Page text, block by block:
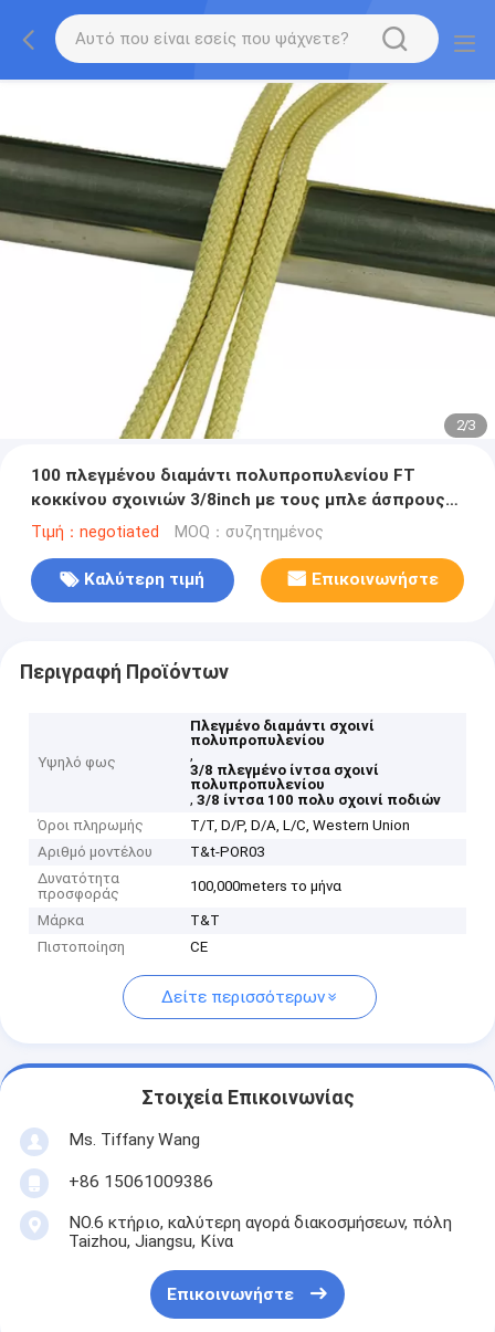
2/3
100 πλεγμένου διαμάντι πολυπροπυλενίου FT
κοκκίνου σχοινιών 3/8inch με τους μπλε άσπρους
ανιχνευτές
Τιμή：negotiated MOQ：συζητημένος
Καλύτερη τιμή Επικοινωνήστε
Περιγραφή Προϊόντων
Υψηλό φως
Πλεγμένο διαμάντι σχοινί
πολυπροπυλενίου
,
3/8 πλεγμένο ίντσα σχοινί
πολυπροπυλενίου
,3/8 ίντσα 100 πολυ σχοινί ποδιών
Όροι πληρωμής
T/T, D/P, D/A, L/C, Western Union
Αριθμό μοντέλου
T&t-POR03
Δυνατότητα
προσφοράς
100,000meters το μήνα
Μάρκα
T&T
Πιστοποίηση
CE
Δείτε περισσότερων
Στοιχεία Επικοινωνίας
Ms. Tiffany Wang
+86 15061009386
NO.6 κτήριο, καλύτερη αγορά διακοσμήσεων, πόλη
Taizhou, Jiangsu, Κίνα
Επικοινωνήστε